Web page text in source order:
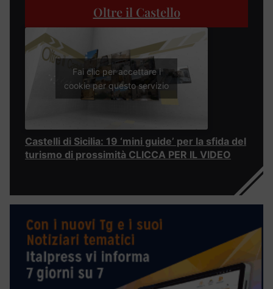
Oltre il Castello
Fai clic per accettare i
cookie per questo servizio
Castelli di Sicilia: 19 ‘mini guide’ per la sfida del
turismo di prossimità CLICCA PER IL VIDEO